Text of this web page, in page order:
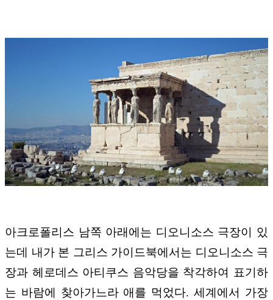
아크로폴리스 남쪽 아래에는 디오니소스 극장이 있
는데 내가 본 그리스 가이드북에서는 디오니소스 극
장과 헤로데스 아티쿠스 음악당을 착각하여 표기하
는 바람에 찾아가느라 애를 먹었다. 세계에서 가장